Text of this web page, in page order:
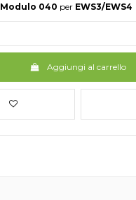
Modulo 040 per EWS3/EWS4
Aggiungi al carrello